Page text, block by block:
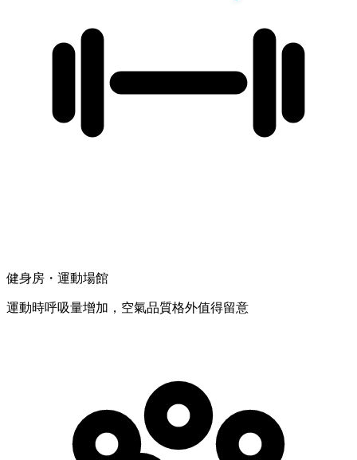
健身房・運動場館
運動時呼吸量增加，空氣品質格外值得留意